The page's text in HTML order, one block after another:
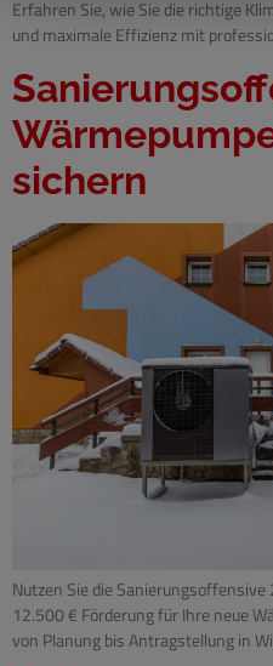
Erfahren Sie, wie Sie die richtige
und maximale Effizienz mit
sichern
Nutzen Sie die
12.500 € Förderung für Ihre neue
von Planung bis Antragstellung in